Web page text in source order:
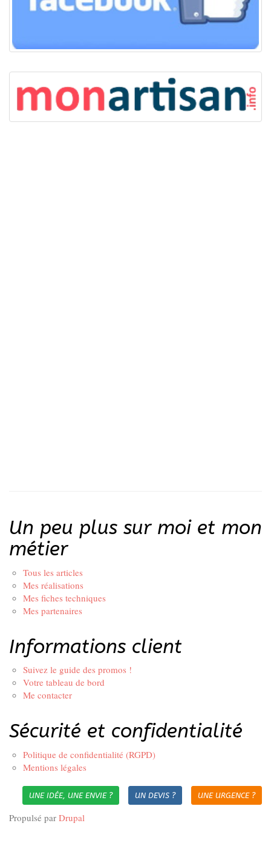
Un peu plus sur moi et mon
métier
Tous les articles
Mes réalisations
Mes fiches techniques
Mes partenaires
Informations client
Suivez le guide des promos !
Votre tableau de bord
Me contacter
Sécurité et confidentialité
Politique de confidentialité (RGPD)
Mentions légales
UNE IDÉE, UNE ENVIE ? UN DEVIS ? UNE URGENCE ?
Propulsé par Drupal